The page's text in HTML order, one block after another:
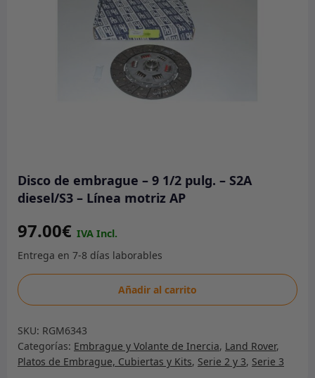
Disco de embrague – 9 1/2 pulg. – S2A
diesel/S3 – Línea motriz AP
97.00€
Disco
de
-
9
1/2
Añadir al carrito
SKU: RGM6343
Categorías: Embrague y Volante de Inercia, Land Rover,
Platos de Embrague, Cubiertas y Kits, Serie 2 y 3, Serie 3